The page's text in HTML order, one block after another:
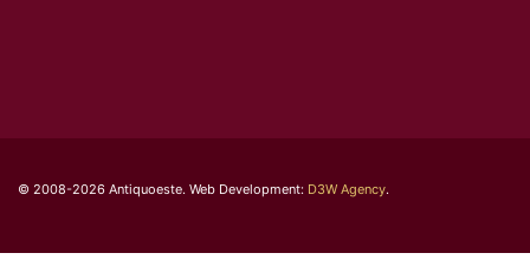
© 2008-2026 Antiquoeste. Web Development: D3W Agency.